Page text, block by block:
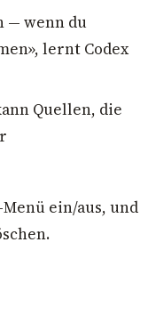
— wenn du
lernt Codex
Quellen, die
ein/aus, und